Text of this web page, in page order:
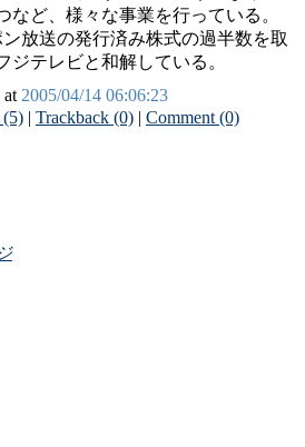
など、様々な事業を行っている。
放送の発行済み株式の過半数を取
ジテレビと和解している。
at 2005/04/14 06:06:23
| Trackback (0)| Comment (0)